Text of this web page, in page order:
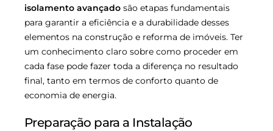
isolamento avançado são etapas fundamentais
para garantir a eficiência e a durabilidade desses
elementos na construção e reforma de imóveis. Ter
um conhecimento claro sobre como proceder em
cada fase pode fazer toda a diferença no resultado
final, tanto em termos de conforto quanto de
economia de energia.
Preparação para a Instalação